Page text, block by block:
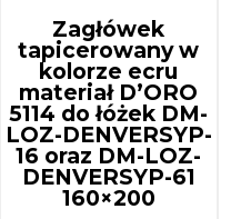
Zagłówek
tapicerowany w
kolorze ecru
materiał D’ORO
5114 do łóżek DM-
LOZ-DENVERSYP-
16 oraz DM-LOZ-
DENVERSYP-61
160×200